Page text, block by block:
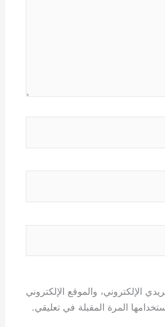
الإلكتروني، والموقع الإلكتروني
المرة المقبلة في تعليقي.